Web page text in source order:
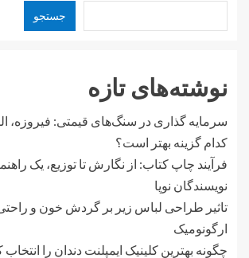
جستجو
نوشته‌های تازه
سرمایه گذاری در سنگ‌های قیمتی: فیروزه،
کدام گزینه بهتر است؟
فرآیند چاپ کتاب: از نگارش تا توزیع، یک
نویسندگان نوپا
تاثیر طراحی لباس زیر بر گردش خون و
ارگونومیک
چگونه بهترین کلینیک ایمپلنت دندان را